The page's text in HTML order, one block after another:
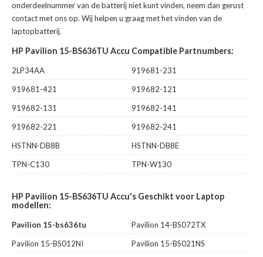
onderdeelnummer van de batterij niet kunt vinden, neem dan gerust
contact met ons op. Wij helpen u graag met het vinden van de
laptopbatterij.
HP Pavilion 15-BS636TU Accu Compatible Partnumbers:
2LP34AA
919681-231
919681-421
919682-121
919682-131
919682-141
919682-221
919682-241
HSTNN-DB8B
HSTNN-DB8E
TPN-C130
TPN-W130
HP Pavilion 15-BS636TU Accu's Geschikt voor Laptop
modellen:
Pavilion 15-bs636tu
Pavilion 14-BS072TX
Pavilion 15-BS012NI
Pavilion 15-BS021NS